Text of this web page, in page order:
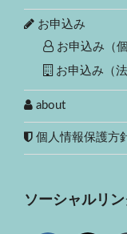
お申込み
お申込み（個
お申込み（法
about
個人情報保護方
ソーシャルリン